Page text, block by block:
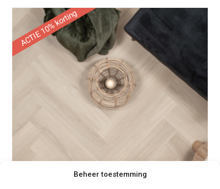
Beheer toestemming
ACTIE 10% korting